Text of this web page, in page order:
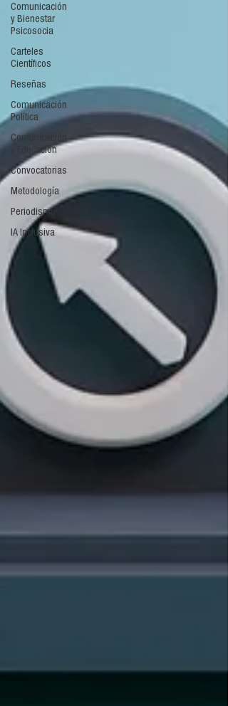
Comunicación
y Bienestar
Psicosocia
Carteles
Científicos
Reseñas
Comunicación
Política
Comunicación
y Educación
Convocatorias
Metodología
Periodismo
IA Inclusiva